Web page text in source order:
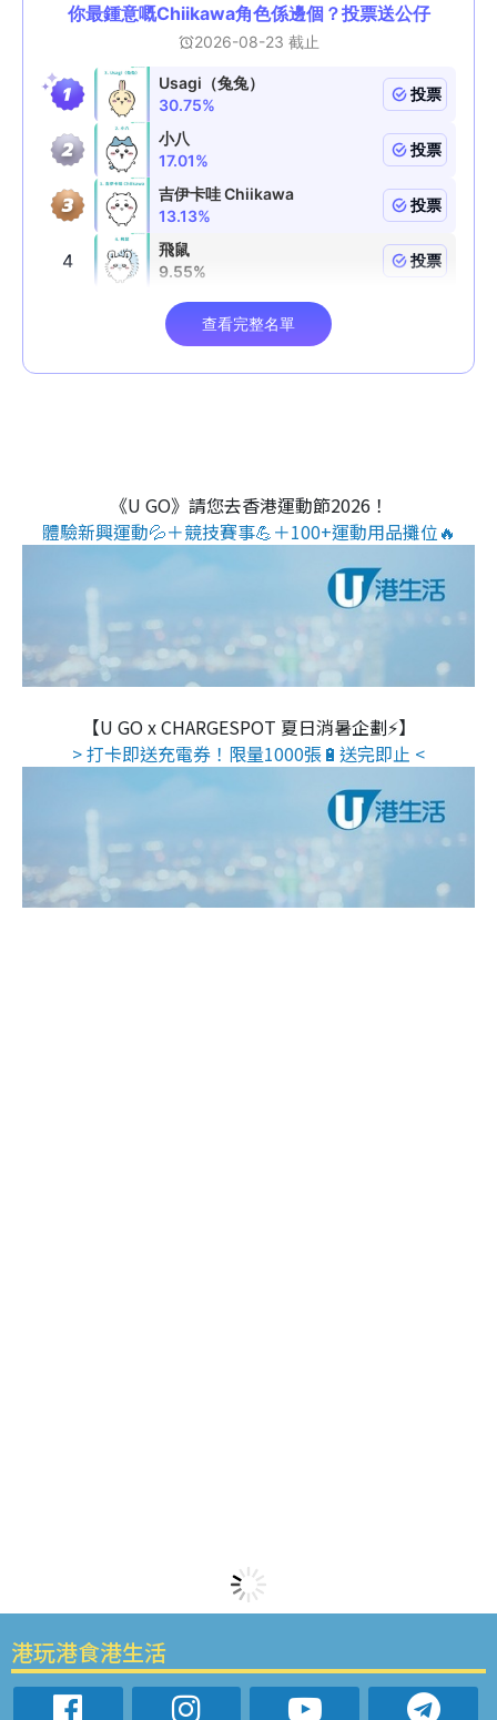
《U GO》請您去香港運動節2026！
體驗新興運動💦＋競技賽事💪＋100+運動用品攤位🔥
【U GO x CHARGESPOT 夏日消暑企劃⚡】
> 打卡即送充電券！限量1000張🔋送完即止 <
港玩港食港生活